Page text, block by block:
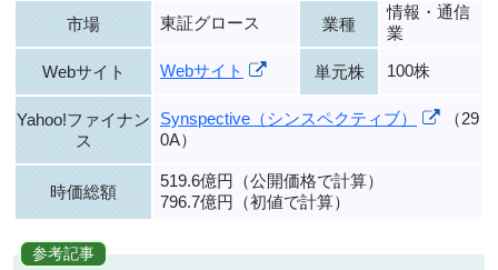
市場 東証グロース 業種
情報・通信
業
Webサイト Webサイト 単元株 100株
Yahoo!ファイナン
ス
Synspective（シンスペクティブ）
（29
0A）
時価総額
519.6億円（公開価格で計算）
796.7億円（初値で計算）
参考記事